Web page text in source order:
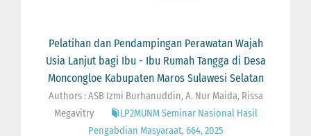
Pelatihan dan Pendampingan Perawatan Wajah
Usia Lanjut bagi Ibu - Ibu Rumah Tangga di Desa
Moncongloe Kabupaten Maros Sulawesi Selatan
Authors : ASB Izmi Burhanuddin, A. Nur Maida, Rissa
Megavitry
LP2MUNM Seminar Nasional Hasil
Pengabdian Masyaraat, 664, 2025